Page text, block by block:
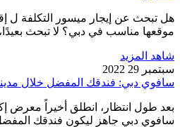
هل تبحث عن إيجار ميسور التكلفة ل
موقعها مناسب في دبي؟ لا تبحث
شاهد المزيد
سبتمبر 29 2022
سافوي دبي: فندقك المفضل خلال مدينة
سافوي دبي جاهز ليكون فندقك